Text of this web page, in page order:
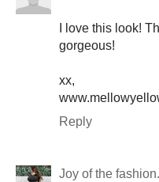
I love this look!
gorgeous!
xx,
Reply
Joy of the fashion.